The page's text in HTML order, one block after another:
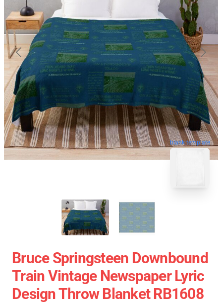
blank template
Bruce Springsteen Downbound
Train Vintage Newspaper Lyric
Design Throw Blanket RB1608